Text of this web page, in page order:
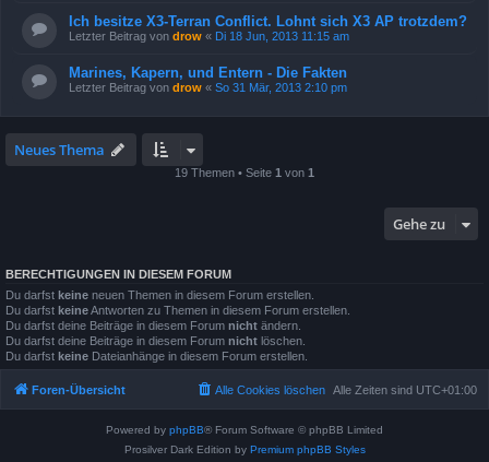
Ich besitze X3-Terran Conflict. Lohnt sich X3 AP trotzdem?
Letzter Beitrag von drow « Di 18 Jun, 2013 11:15 am
Marines, Kapern, und Entern - Die Fakten
Letzter Beitrag von drow « So 31 Mär, 2013 2:10 pm
Neues Thema
19 Themen • Seite 1 von 1
Gehe zu
BERECHTIGUNGEN IN DIESEM FORUM
Du darfst keine neuen Themen in diesem Forum erstellen.
Du darfst keineAntworten zu Themen in diesem Forum erstellen.
Du darfst deine Beiträge in diesem Forum nicht ändern.
Du darfst deine Beiträge in diesem Forum nicht löschen.
Du darfst keine Dateianhänge in diesem Forum erstellen.
Foren-Übersicht Alle Zeiten sind UTC+01:00
Alle Cookies löschen
Powered by phpBB® Forum Software © phpBB Limited
Prosilver Dark Edition by Premium phpBB Styles